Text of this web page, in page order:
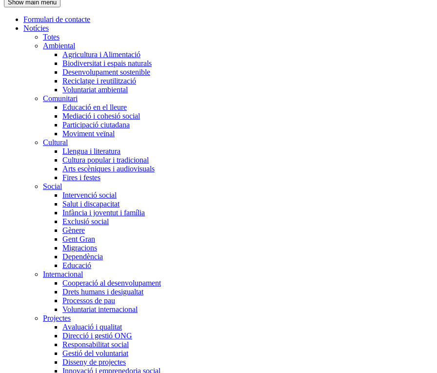
l'encapçalament
Show main menu
Navegació
principal
Formulari de contacte
Notícies
Totes
Ambiental
Agricultura i Alimentació
Biodiversitat i espais naturals
Desenvolupament sostenible
Reciclatge i reutilització
Voluntariat ambiental
Comunitari
Educació en el lleure
Mediació i cohesió social
Participació ciutadana
Moviment veïnal
Cultural
Llengua i literatura
Cultura popular i tradicional
Arts escèniques i audiovisuals
Fires i festes
Social
Intervenció social
Salut i discapacitat
Infància i joventut i família
Exclusió social
Gènere
Gent Gran
Migracions
Dependència
Educació
Internacional
Cooperació al desenvolupament
Drets humans i desigualtat
Processos de pau
Voluntariat internacional
Projectes
Avaluació i qualitat
Direcció i gestió ONG
Responsabilitat social
Gestió del voluntariat
Disseny de projectes
Innovació i emprenedoria social